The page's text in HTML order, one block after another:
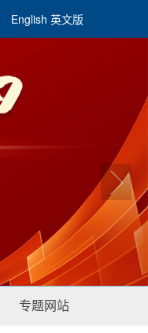
English 英文版
专题网站